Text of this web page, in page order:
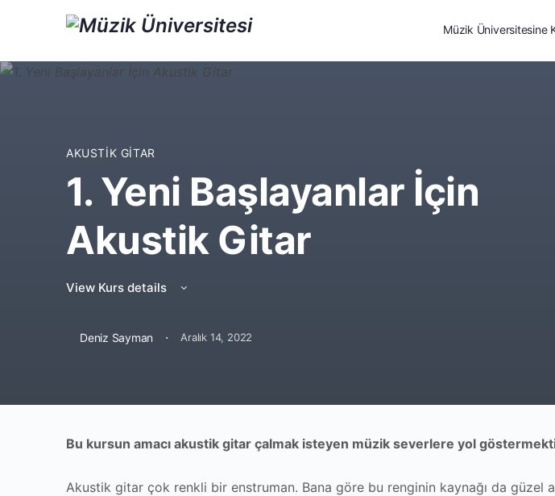
Müzik Üniversitesine
AKUSTIK GITAR
1. Yeni Başlayanlar İçin
Akustik Gitar
View Kurs details
Deniz Sayman · Aralık 14, 2022
Bu kursun amacı akustik gitar çalmak isteyen müzik severlere yol
Akustik gitar çok renkli bir enstruman. Bana göre bu renginin kaynağı da güzel